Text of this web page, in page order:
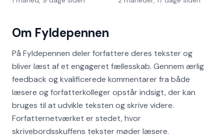
Om Fyldepennen
På Fyldepennen deler forfattere deres tekster og
bliver læst af et engageret fællesskab. Gennem ærlig
feedback og kvalificerede kommentarer fra både
læsere og forfatterkolleger opstår indsigt, der kan
bruges til at udvikle teksten og skrive videre.
Forfatternetværket er stedet, hvor
skrivebordsskuffens tekster møder læsere.